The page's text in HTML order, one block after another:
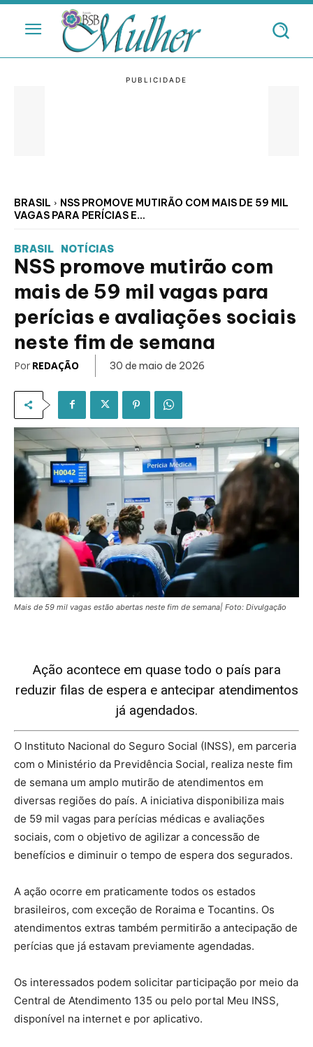
BRASIL
NSS PROMOVE MUTIRÃO COM MAIS DE 59 MIL
VAGAS PARA PERÍCIAS E...
BRASIL NOTÍCIAS
NSS promove mutirão com
mais de 59 mil vagas para
perícias e avaliações sociais
neste fim de semana
Por REDAÇÃO 30 de maio de 2026
Mais de 59 mil vagas estão abertas neste fim de semana| Foto: Divulgação
Ação acontece em quase todo o país para
reduzir filas de espera e antecipar atendimentos
já agendados.
O Instituto Nacional do Seguro Social (INSS), em parceria
com o Ministério da Previdência Social, realiza neste fim
de semana um amplo mutirão de atendimentos em
diversas regiões do país. A iniciativa disponibiliza mais
de 59 mil vagas para perícias médicas e avaliações
sociais, com o objetivo de agilizar a concessão de
benefícios e diminuir o tempo de espera dos segurados.
A ação ocorre em praticamente todos os estados
brasileiros, com exceção de Roraima e Tocantins. Os
atendimentos extras também permitirão a antecipação de
perícias que já estavam previamente agendadas.
Os interessados podem solicitar participação por meio da
Central de Atendimento 135 ou pelo portal Meu INSS,
disponível na internet e por aplicativo.